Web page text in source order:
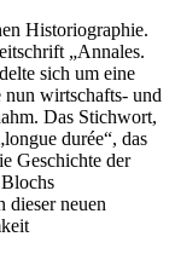
Historiographie.
„Annales.
sich um eine
nun wirtschafts- und
Das Stichwort,
durée“, das
Geschichte der
dieser neuen